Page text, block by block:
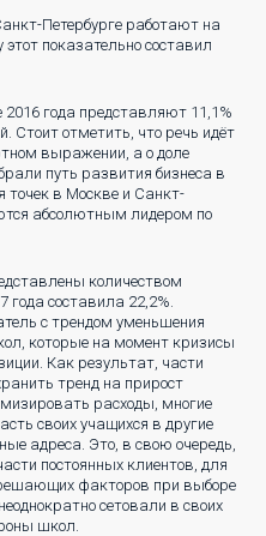
Петербурге работают на
показательно составил
года представляют 11,1%
Стоит отметить, что речь идёт
выражении, а о доле
путь развития бизнеса в
точек в Москве и Санкт-
абсолютным лидером по
количеством
года составила 22,2%.
с трендом уменьшения
которые на момент кризисы
Как результат, части
тренд на прирост
расходы, многие
своих учащихся в другие
адреса. Это, в свою очередь,
постоянных клиентов, для
факторов при выборе
сетовали в своих
школ.